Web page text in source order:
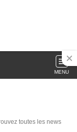
MENU
toutes les news